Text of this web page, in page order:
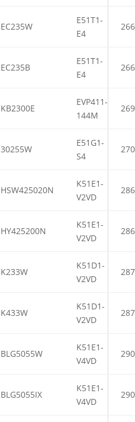
EC235W
E51T1-
E4
EC235B
E51T1-
E4
KB2300E
EVP411-
144M
30255W
E51G1-
S4
HSW425020N
K51E1-
V2VD
HY425200N
K51E1-
V2VD
K233W
K51D1-
V2VD
K433W
K51D1-
V2VD
BLG5055W
K51E1-
V4VD
BLG5055IX
K51E1-
V4VD